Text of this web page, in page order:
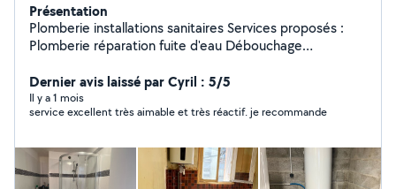
Présentation
Plomberie installations sanitaires Services proposés :
Plomberie réparation fuite d'eau Débouchage
robinetterie, chauffe-eau, douche, WC Création /
Rénovation de salle de bain Installation d'équipements
sanitaires Petits travaux ou gros chantiers Pose de
Dépannage urgent ou RDV planifié
Dernier avis laissé par Cyril : 5/5
Il y a 1 mois
service excellent très aimable et très réactif. je recommande